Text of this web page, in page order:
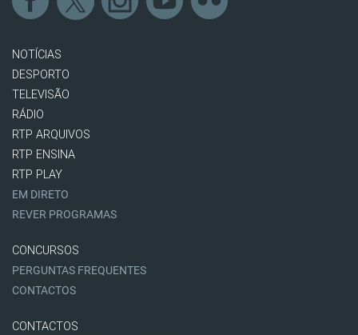
NOTÍCIAS
DESPORTO
TELEVISÃO
RÁDIO
RTP ARQUIVOS
RTP ENSINA
RTP PLAY
EM DIRETO
REVER PROGRAMAS
CONCURSOS
PERGUNTAS FREQUENTES
CONTACTOS
CONTACTOS